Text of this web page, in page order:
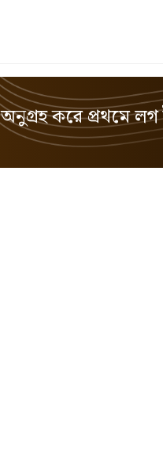
অনুগ্রহ করে প্রথমে